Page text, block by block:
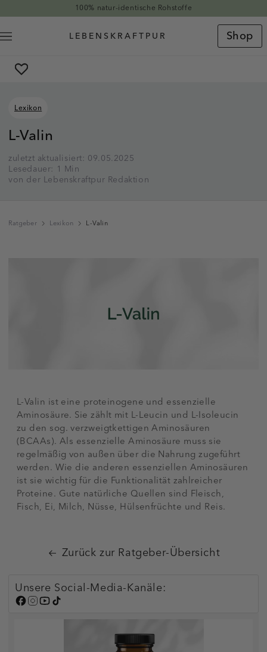
100% natur-identische Rohstoffe
Shop
Lexikon
L-Valin
zuletzt aktualisiert: 09.05.2025
Lesedauer: 1 Min
von der Lebenskraftpur Redaktion
Ratgeber Lexikon L-Valin
L-Valin ist eine proteinogene und essenzielle
Aminosäure. Sie zählt mit L-Leucin und L-Isoleucin
zu den sog. verzweigtkettigen Aminosäuren
(BCAAs). Als essenzielle Aminosäure muss sie
regelmäßig von außen über die Nahrung zugeführt
werden. Wie die anderen essenziellen Aminosäuren
ist sie wichtig für die Funktionalität zahlreicher
Proteine. Gute natürliche Quellen sind Fleisch,
Fisch, Ei, Milch, Nüsse, Hülsenfrüchte und Reis.
Zurück zur Ratgeber-Übersicht
Unsere Social-Media-Kanäle: